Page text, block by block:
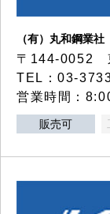
（有）丸和鋼業社
〒144-0052
TEL：03-
営業時間：
販売可